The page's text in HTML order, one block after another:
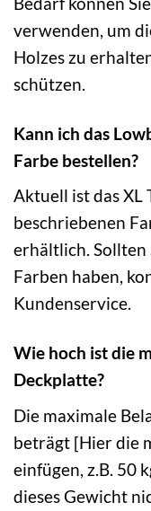
verwenden, um
Holzes zu
schützen.
Kann ich das
Farbe bestellen?
Aktuell ist das
beschriebenen
erhältlich. Sollten
Farben haben,
Kundenservice.
Wie hoch ist die
Deckplatte?
Die maximale
beträgt [Hier die
einfügen, z.B. 50
dieses Gewicht